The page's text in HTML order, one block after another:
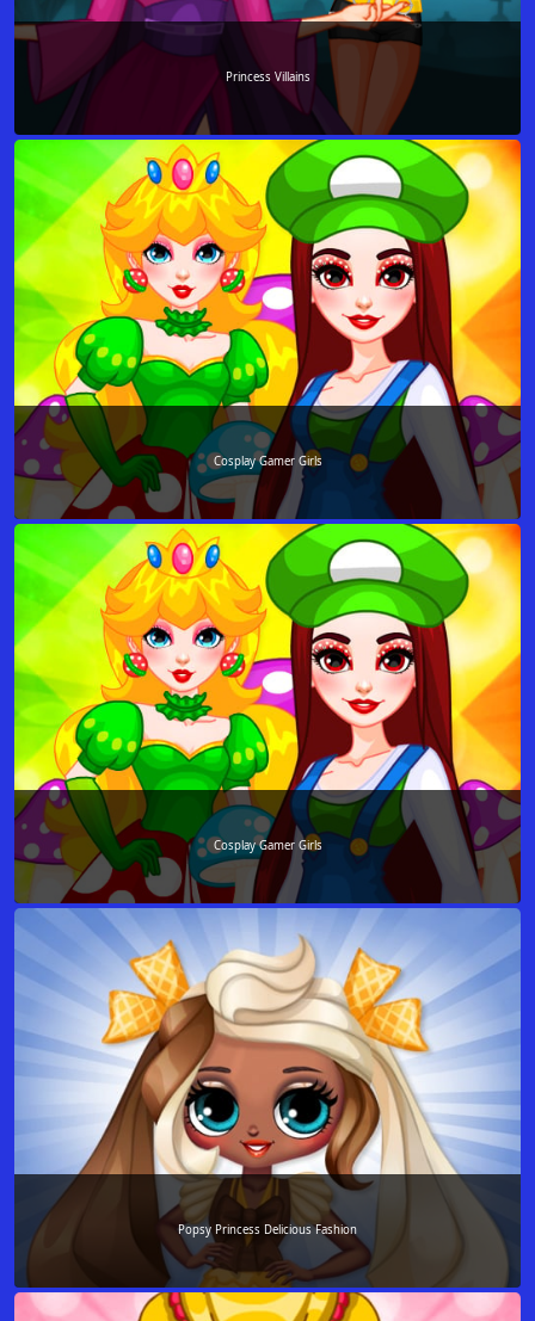
Princess Villains
Cosplay Gamer Girls
Cosplay Gamer Girls
Popsy Princess Delicious Fashion